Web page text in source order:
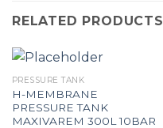
RELATED PRODUCTS
PRESSURE TANK
H-MEMBRANE
PRESSURE TANK
MAXIVAREM 300L 10BAR